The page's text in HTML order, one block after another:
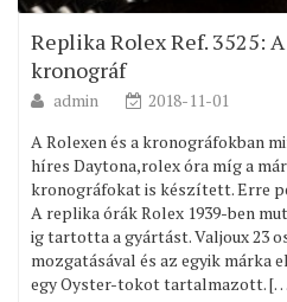
Replika Rolex Ref. 3525:
kronográf
admin
2018-11-01
A Rolexen és a kronográfokban
híres Daytona,rolex óra míg a
kronográfokat is készített. Erre
A replika órák Rolex 1939-ben
ig tartotta a gyártást. Valjoux 23
mozgatásával és az egyik márka
egy Oyster-tokot tartalmazott.